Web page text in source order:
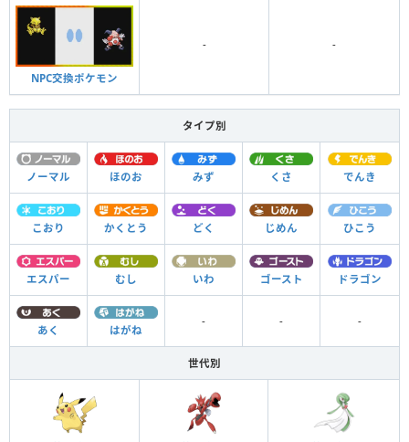
NPC交換ポケモン
- -
タイプ別
ノーマル ほのお みず くさ でんき
こおり かくとう どく じめん ひこう
エスパー むし いわ ゴースト ドラゴン
あく はがね
- - -
世代別